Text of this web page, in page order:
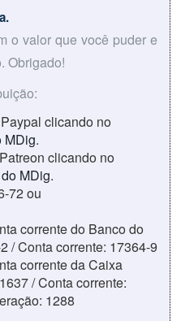
o valor que você puder e
Obrigado!
clicando no
MDig.
clicando no
MDig.
72 ou
corrente do Banco do
/ Conta corrente: 17364-9
corrente da Caixa
/ Conta corrente:
1288